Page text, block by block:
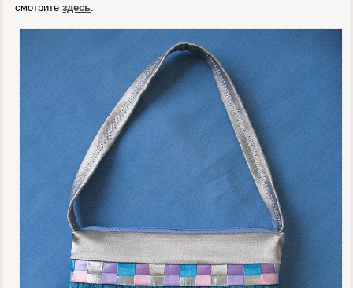
смотритездесь